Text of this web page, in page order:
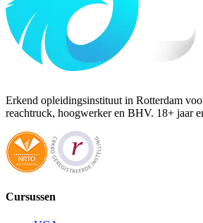
Erkend opleidingsinstituut in Rotterdam
reachtruck, hoogwerker en BHV. 18+ jaar
Cursussen